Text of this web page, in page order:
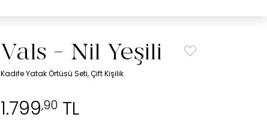
Vals - Nil Yeşili
Kadife Yatak Örtüsü Seti, Çift Kişilik
1.799,90TL